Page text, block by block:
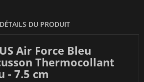
DÉTAILS DU PRODUIT
Air Force Bleu
Thermocollant
- 7.5 cm